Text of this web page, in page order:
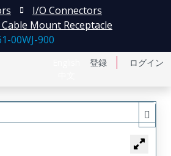
登録 ログイン
I/O Connectors
Mount Receptacle
00WJ-900